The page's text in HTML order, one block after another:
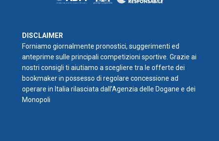
DISCLAIMER
Forniamo giornalmente pronostici, suggerimenti ed
anteprime sulle principali competizioni sportive. Grazie ai
nostri consigli ti aiutiamo a scegliere tra le offerte dei
bookmaker in possesso di regolare concessione ad
operare in Italia rilasciata dall’Agenzia delle Dogane e dei
Monopoli